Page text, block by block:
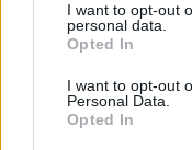
I want to opt-out
personal data.
Opted In
I want to opt-out
Personal Data.
Opted In
est là pour régler
décoller les résidus
dans une casserole,
canalisation.